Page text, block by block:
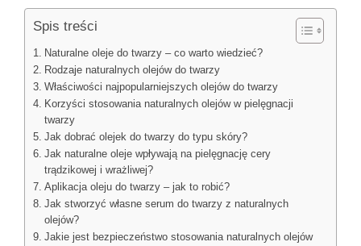
Spis treści
Naturalne oleje do twarzy – co warto wiedzieć?
Rodzaje naturalnych olejów do twarzy
Właściwości najpopularniejszych olejów do twarzy
Korzyści stosowania naturalnych olejów w pielęgnacji
twarzy
Jak dobrać olejek do twarzy do typu skóry?
Jak naturalne oleje wpływają na pielęgnację cery
trądzikowej i wrażliwej?
Aplikacja oleju do twarzy – jak to robić?
Jak stworzyć własne serum do twarzy z naturalnych
olejów?
Jakie jest bezpieczeństwo stosowania naturalnych olejów